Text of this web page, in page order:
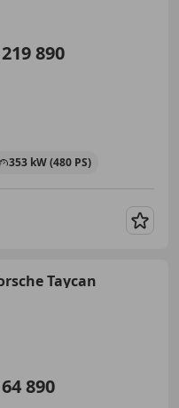
890
353 kW (480 PS)
Taycan
890